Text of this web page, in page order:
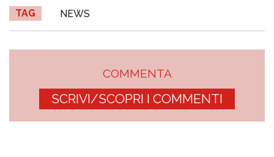
TAG NEWS
COMMENTA
SCRIVI/SCOPRI I COMMENTI